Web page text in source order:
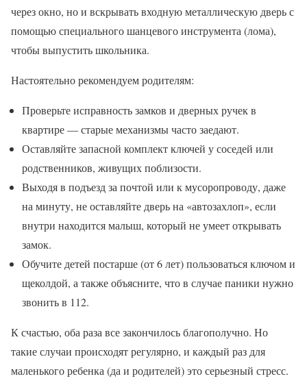
через окно, но и вскрывать входную металлическую дверь с
помощью специального шанцевого инструмента (лома),
чтобы выпустить школьника.
Настоятельно рекомендуем родителям:
Проверьте исправность замков и дверных ручек в
квартире — старые механизмы часто заедают.
Оставляйте запасной комплект ключей у соседей или
родственников, живущих поблизости.
Выходя в подъезд за почтой или к мусоропроводу, даже
на минуту, не оставляйте дверь на «автозахлоп», если
внутри находится малыш, который не умеет открывать
замок.
Обучите детей постарше (от 6 лет) пользоваться ключом и
щеколдой, а также объясните, что в случае паники нужно
звонить в 112.
К счастью, оба раза все закончилось благополучно. Но
такие случаи происходят регулярно, и каждый раз для
маленького ребенка (да и родителей) это серьезный стресс.